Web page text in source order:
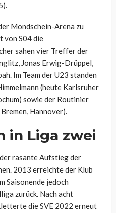
Mondschein-Arena zu
von S04 die
sahen vier Treffer der
Jonas Erwig-Drüppel,
Im Team der U23 standen
(heute Karlsruher
sowie der Routinier
Hannover).
in Liga zwei
rasante Aufstieg der
2013 erreichte der Klub
Saisonende jedoch
zurück. Nach acht
die SVE 2022 erneut